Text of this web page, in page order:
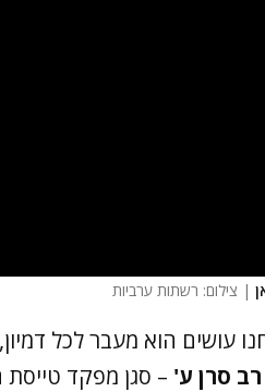
| צילום: רשתות ערביות
עושים הוא מעבר לכל
רב סרן ע' – סגן מפקד